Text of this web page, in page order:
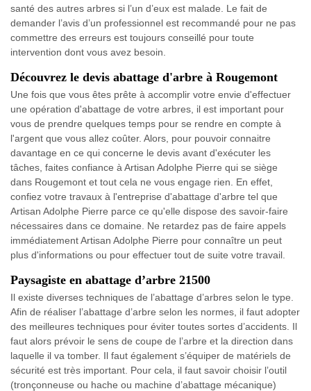
santé des autres arbres si l’un d’eux est malade. Le fait de
demander l’avis d’un professionnel est recommandé pour ne pas
commettre des erreurs est toujours conseillé pour toute
intervention dont vous avez besoin.
Découvrez le devis abattage d'arbre à Rougemont
Une fois que vous êtes prête à accomplir votre envie d'effectuer
une opération d'abattage de votre arbres, il est important pour
vous de prendre quelques temps pour se rendre en compte à
l'argent que vous allez coûter. Alors, pour pouvoir connaitre
davantage en ce qui concerne le devis avant d'exécuter les
tâches, faites confiance à Artisan Adolphe Pierre qui se siège
dans Rougemont et tout cela ne vous engage rien. En effet,
confiez votre travaux à l'entreprise d'abattage d'arbre tel que
Artisan Adolphe Pierre parce ce qu'elle dispose des savoir-faire
nécessaires dans ce domaine. Ne retardez pas de faire appels
immédiatement Artisan Adolphe Pierre pour connaître un peut
plus d'informations ou pour effectuer tout de suite votre travail.
Paysagiste en abattage d’arbre 21500
Il existe diverses techniques de l’abattage d’arbres selon le type.
Afin de réaliser l’abattage d’arbre selon les normes, il faut adopter
des meilleures techniques pour éviter toutes sortes d’accidents. Il
faut alors prévoir le sens de coupe de l’arbre et la direction dans
laquelle il va tomber. Il faut également s’équiper de matériels de
sécurité est très important. Pour cela, il faut savoir choisir l’outil
(tronçonneuse ou hache ou machine d’abattage mécanique)